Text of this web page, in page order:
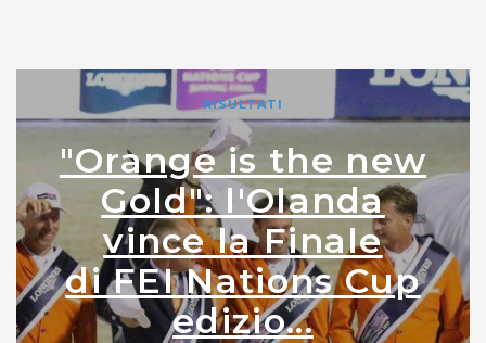
RISULTATI
"Orange is the new
Gold": l'Olanda
vince la Finale
di FEI Nations Cup
edizio...